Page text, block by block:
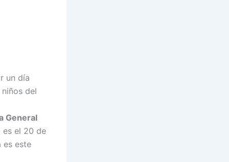
un día
del
General
es el 20 de
es este